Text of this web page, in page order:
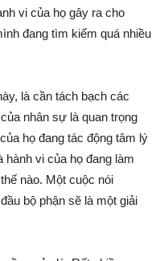
vi của họ gây ra cho
đang tìm kiếm quá nhiều
là cần tách bạch các
nhân sự là quan trọng
họ đang tác động tâm lý
hành vi của họ đang làm
nào. Một cuộc nói
bộ phận sẽ là một giải